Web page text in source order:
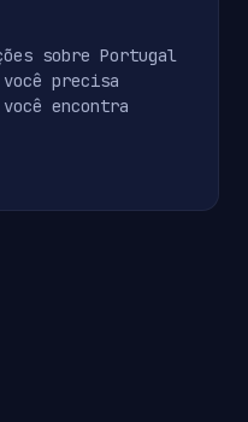
sobre Portugal
precisa
encontra